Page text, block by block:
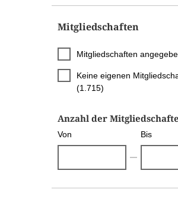
Mitgliedschaften
Mitgliedschaften
Keine eigenen
(1.715)
Anzahl der
Von Bis